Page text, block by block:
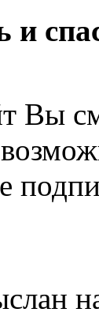
и
Вы